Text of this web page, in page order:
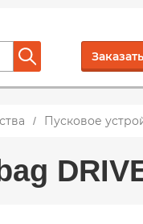
Пусковое